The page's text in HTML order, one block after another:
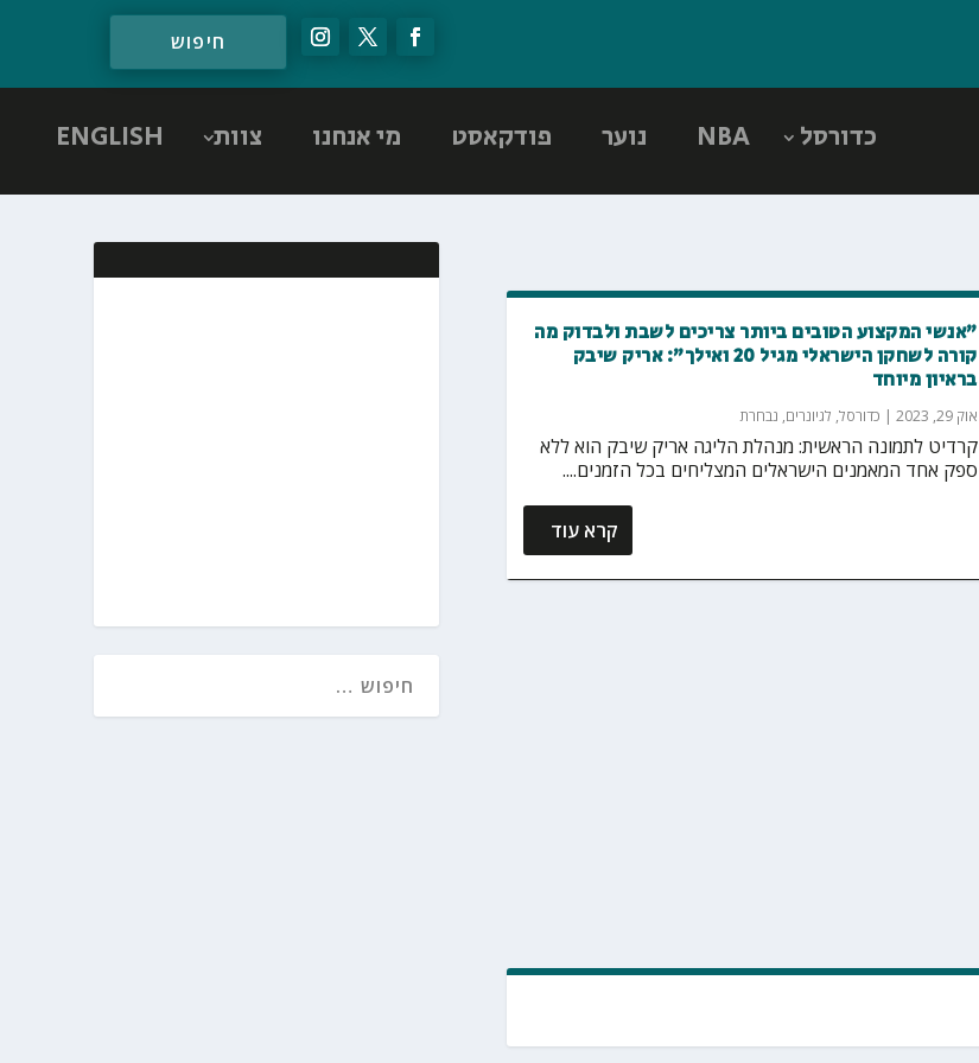
כדורסל NBA נוער פודקאסט מי אנחנו צוות ENGLISH
"אנשי המקצוע הטובים ביותר צריכים לשבת ולבדוק מה
קורה לשחקן הישראלי מגיל 20 ואילך": אריק שיבק
בראיון מיוחד
אוק 29, 2023 | כדורסל, לגיונרים, נבחרת
קרדיט לתמונה הראשית: מנהלת הליגה אריק שיבק הוא ללא
ספק אחד המאמנים הישראלים המצליחים בכל הזמנים....
קרא עוד